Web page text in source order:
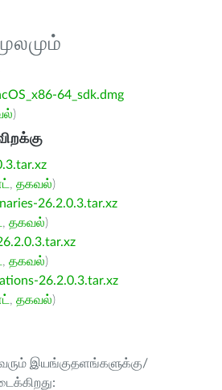
64_sdk.dmg
)
, தகவல்)
26.2.0.3.tar.xz
, தகவல்)
, தகவல்)
26.2.0.3.tar.xz
, தகவல்)
இயங்குதளங்களுக்கு/